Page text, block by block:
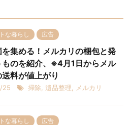
な暮らし 広告
を集める！メルカリの梱包と発
ものを紹介、※4月1日からメル
料が値上がり
25 掃除 遺品整理 メルカリ
な暮らし 広告